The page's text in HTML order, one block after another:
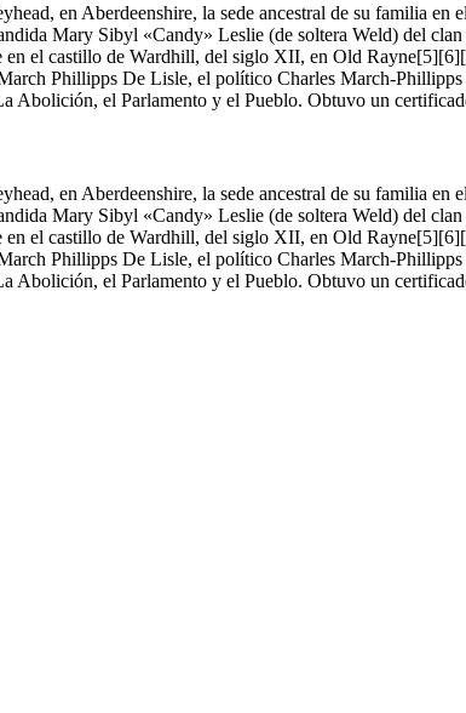
en Aberdeenshire, la sede ancestral de su familia
Mary Sibyl «Candy» Leslie (de soltera Weld) del
el castillo de Wardhill, del siglo XII, en Old
Phillipps De Lisle, el político Charles March-
Abolición, el Parlamento y el Pueblo. Obtuvo un
en Aberdeenshire, la sede ancestral de su familia
Mary Sibyl «Candy» Leslie (de soltera Weld) del
el castillo de Wardhill, del siglo XII, en Old
Phillipps De Lisle, el político Charles March-
Abolición, el Parlamento y el Pueblo. Obtuvo un